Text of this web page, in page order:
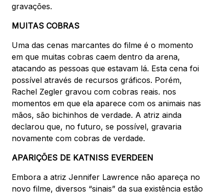
gravações.
MUITAS COBRAS
Uma das cenas marcantes do filme é o momento
em que muitas cobras caem dentro da arena,
atacando as pessoas que estavam lá. Esta cena foi
possível através de recursos gráficos. Porém,
Rachel Zegler gravou com cobras reais. nos
momentos em que ela aparece com os animais nas
mãos, são bichinhos de verdade. A atriz ainda
declarou que, no futuro, se possível, gravaria
novamente com cobras de verdade.
APARIÇÕES DE KATNISS EVERDEEN
Embora a atriz Jennifer Lawrence não apareça no
novo filme, diversos “sinais” da sua existência estão